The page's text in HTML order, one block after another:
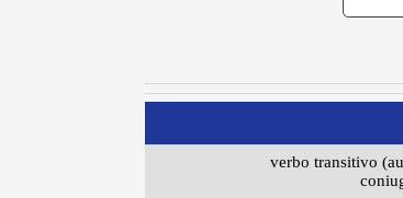
verbo transitivo